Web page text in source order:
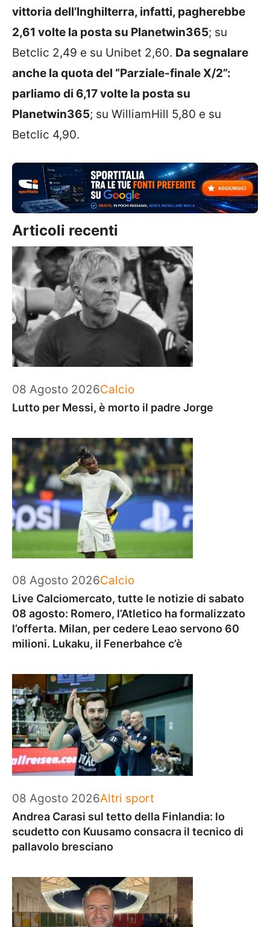
vittoria dell’Inghilterra, infatti, pagherebbe
2,61 volte la posta su Planetwin365; su
Betclic 2,49 e su Unibet 2,60. Da segnalare
anche la quota del “Parziale-finale X/2”:
parliamo di 6,17 volte la posta su
Planetwin365; su WilliamHill 5,80 e su
Betclic 4,90.
Articoli recenti
08 Agosto 2026Categorie
Calcio
Lutto per Messi, è morto il padre Jorge
08 Agosto 2026Categorie
Calcio
Live Calciomercato, tutte le notizie di sabato
08 agosto: Romero, l’Atletico ha formalizzato
l’offerta. Milan, per cedere Leao servono 60
milioni. Lukaku, il Fenerbahce c’è
08 Agosto 2026Categorie
Altri sport
Andrea Carasi sul tetto della Finlandia: lo
scudetto con Kuusamo consacra il tecnico di
pallavolo bresciano